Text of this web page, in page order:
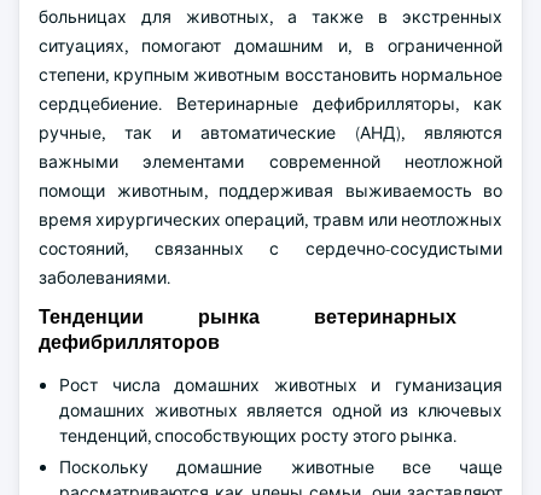
больницах для животных, а также в экстренных
ситуациях, помогают домашним и, в ограниченной
степени, крупным животным восстановить нормальное
сердцебиение. Ветеринарные дефибрилляторы, как
ручные, так и автоматические (АНД), являются
важными элементами современной неотложной
помощи животным, поддерживая выживаемость во
время хирургических операций, травм или неотложных
состояний, связанных с сердечно-сосудистыми
заболеваниями.
Тенденции рынка ветеринарных
дефибрилляторов
Рост числа домашних животных и гуманизация
домашних животных является одной из ключевых
тенденций, способствующих росту этого рынка.
Поскольку домашние животные все чаще